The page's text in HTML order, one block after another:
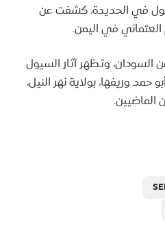
في الحديدة، كشفت عن
في اليمن.
السودان، وتظهر آثار السيول
حمد وريفها، بولاية نهر النيل،
الماضيين.